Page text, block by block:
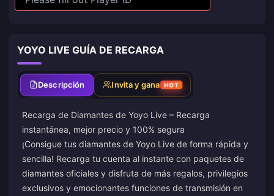
YOYO LIVE GUÍA DE RECARGA
Descripción Invita y gana HOT
Recarga de Diamantes de Yoyo Live – Recarga
instantánea, mejor precio y 100% segura
¡Consigue tus diamantes de Yoyo Live de forma rápida y
sencilla! Recarga tu cuenta al instante con paquetes de
diamantes oficiales y disfruta de más regalos, privilegios
exclusivos y emocionantes funciones de transmisión en